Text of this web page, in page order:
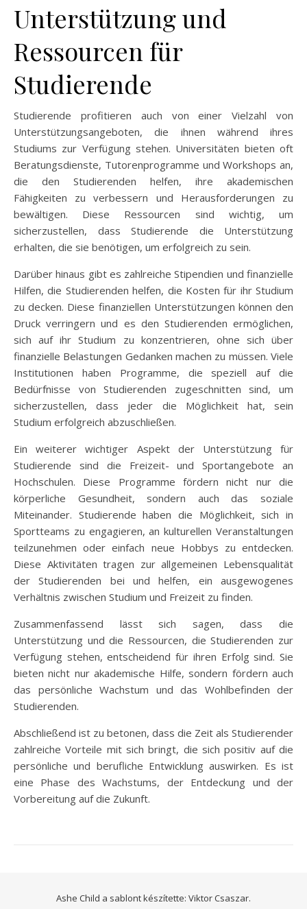
Unterstützung und
Ressourcen für
Studierende
Studierende profitieren auch von einer Vielzahl von
Unterstützungsangeboten, die ihnen während ihres
Studiums zur Verfügung stehen. Universitäten bieten oft
Beratungsdienste, Tutorenprogramme und Workshops an,
die den Studierenden helfen, ihre akademischen
Fähigkeiten zu verbessern und Herausforderungen zu
bewältigen. Diese Ressourcen sind wichtig, um
sicherzustellen, dass Studierende die Unterstützung
erhalten, die sie benötigen, um erfolgreich zu sein.
Darüber hinaus gibt es zahlreiche Stipendien und finanzielle
Hilfen, die Studierenden helfen, die Kosten für ihr Studium
zu decken. Diese finanziellen Unterstützungen können den
Druck verringern und es den Studierenden ermöglichen,
sich auf ihr Studium zu konzentrieren, ohne sich über
finanzielle Belastungen Gedanken machen zu müssen. Viele
Institutionen haben Programme, die speziell auf die
Bedürfnisse von Studierenden zugeschnitten sind, um
sicherzustellen, dass jeder die Möglichkeit hat, sein
Studium erfolgreich abzuschließen.
Ein weiterer wichtiger Aspekt der Unterstützung für
Studierende sind die Freizeit- und Sportangebote an
Hochschulen. Diese Programme fördern nicht nur die
körperliche Gesundheit, sondern auch das soziale
Miteinander. Studierende haben die Möglichkeit, sich in
Sportteams zu engagieren, an kulturellen Veranstaltungen
teilzunehmen oder einfach neue Hobbys zu entdecken.
Diese Aktivitäten tragen zur allgemeinen Lebensqualität
der Studierenden bei und helfen, ein ausgewogenes
Verhältnis zwischen Studium und Freizeit zu finden.
Zusammenfassend lässt sich sagen, dass die
Unterstützung und die Ressourcen, die Studierenden zur
Verfügung stehen, entscheidend für ihren Erfolg sind. Sie
bieten nicht nur akademische Hilfe, sondern fördern auch
das persönliche Wachstum und das Wohlbefinden der
Studierenden.
Abschließend ist zu betonen, dass die Zeit als Studierender
zahlreiche Vorteile mit sich bringt, die sich positiv auf die
persönliche und berufliche Entwicklung auswirken. Es ist
eine Phase des Wachstums, der Entdeckung und der
Vorbereitung auf die Zukunft.
Ashe Child a sablont készítette: Viktor Csaszar.